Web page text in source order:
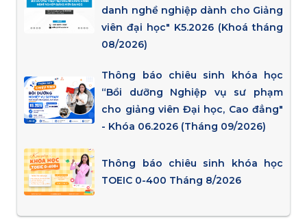
danh nghề nghiệp dành cho Giảng
viên đại học" K5.2026 (Khoá tháng
08/2026)
Thông báo chiêu sinh khóa học
“Bồi dưỡng Nghiệp vụ sư phạm
cho giảng viên Đại học, Cao đẳng"
- Khóa 06.2026 (Tháng 09/2026)
Thông báo chiêu sinh khóa học
TOEIC 0-400 Tháng 8/2026